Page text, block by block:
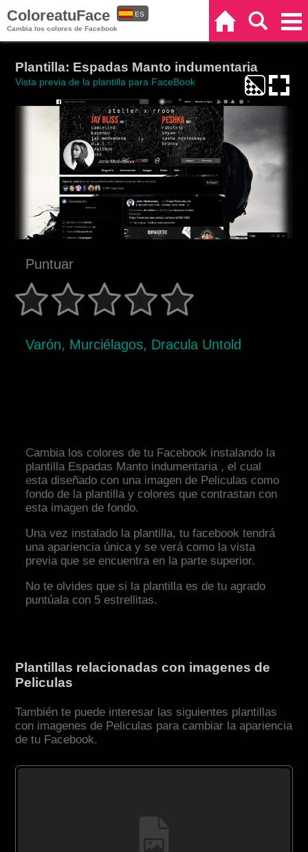
ColoreatuFace
Cambia los colores de Facebook
ES
Plantilla: Espadas Manto indumentaria
Vista previa de la plantilla para FaceBook
Puntuar
Varón, Murciélagos, Dracula Untold
Cambia los colores de tu Facebook instalando la
plantilla Espadas Manto indumentaria , el cual
esta diseñado con una imagen de Peliculas como
fondo de la plantilla y colores que contrastan con
esta imagen de fondo.
Una vez instalado la plantilla, tu facebook tendrá
una apariencia única y se verá como la vista
previa que se encuentra en la parte superior.
No te olvides que si la plantilla es de tu agrado
puntúala con 5 estrellitas.
Plantillas relacionadas con imagenes de
Peliculas
También te puede interesar las siguientes plantillas
con imagenes de Peliculas para cambiar la apariencia
de tu Facebook.